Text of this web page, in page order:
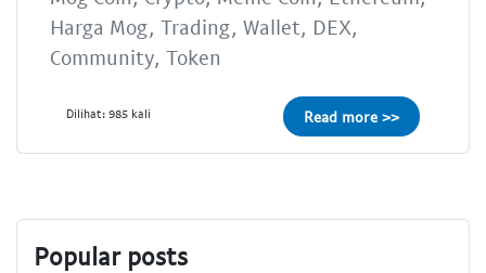
Harga Mog, Trading, Wallet, DEX,
Community, Token
Dilihat: 985 kali Read more >>
Popular posts